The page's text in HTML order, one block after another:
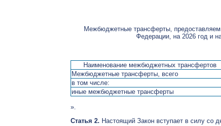
Межбюджетные трансферты,
Федерации, на 2026 год и
Наименование межбюджетных трансфертов
Межбюджетные трансферты, всего
в том числе:
иные межбюджетные трансферты
».
Статья 2. Настоящий Закон вступает в силу со